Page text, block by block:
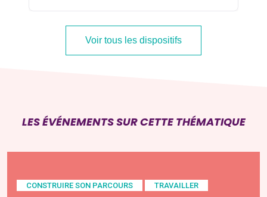
Voir tous les dispositifs
LES ÉVÉNEMENTS SUR CETTE THÉMATIQUE
CONSTRUIRE SON PARCOURS TRAVAILLER